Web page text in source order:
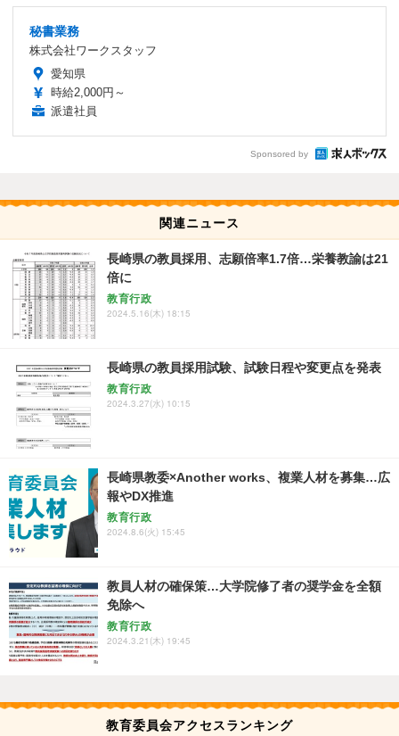
秘書業務
株式会社ワークスタッフ
愛知県
時給2,000円～
派遣社員
Sponsored by
関連ニュース
長崎県の教員採用、志願倍率1.7倍…栄養教諭は21
倍に
教育行政
2024.5.16(木) 18:15
長崎県の教員採用試験、試験日程や変更点を発表
教育行政
2024.3.27(水) 10:15
長崎県教委×Another works、複業人材を募集…広
報やDX推進
教育行政
2024.8.6(火) 15:45
教員人材の確保策…大学院修了者の奨学金を全額
免除へ
教育行政
2024.3.21(木) 19:45
教育委員会アクセスランキング